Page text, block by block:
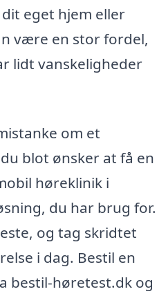
eget hjem eller
være en stor fordel,
lidt vanskeligheder
om et
blot ønsker at få en
høreklinik i
du har brug for.
og tag skridtet
i dag. Bestil en
bestil-høretest.dk og